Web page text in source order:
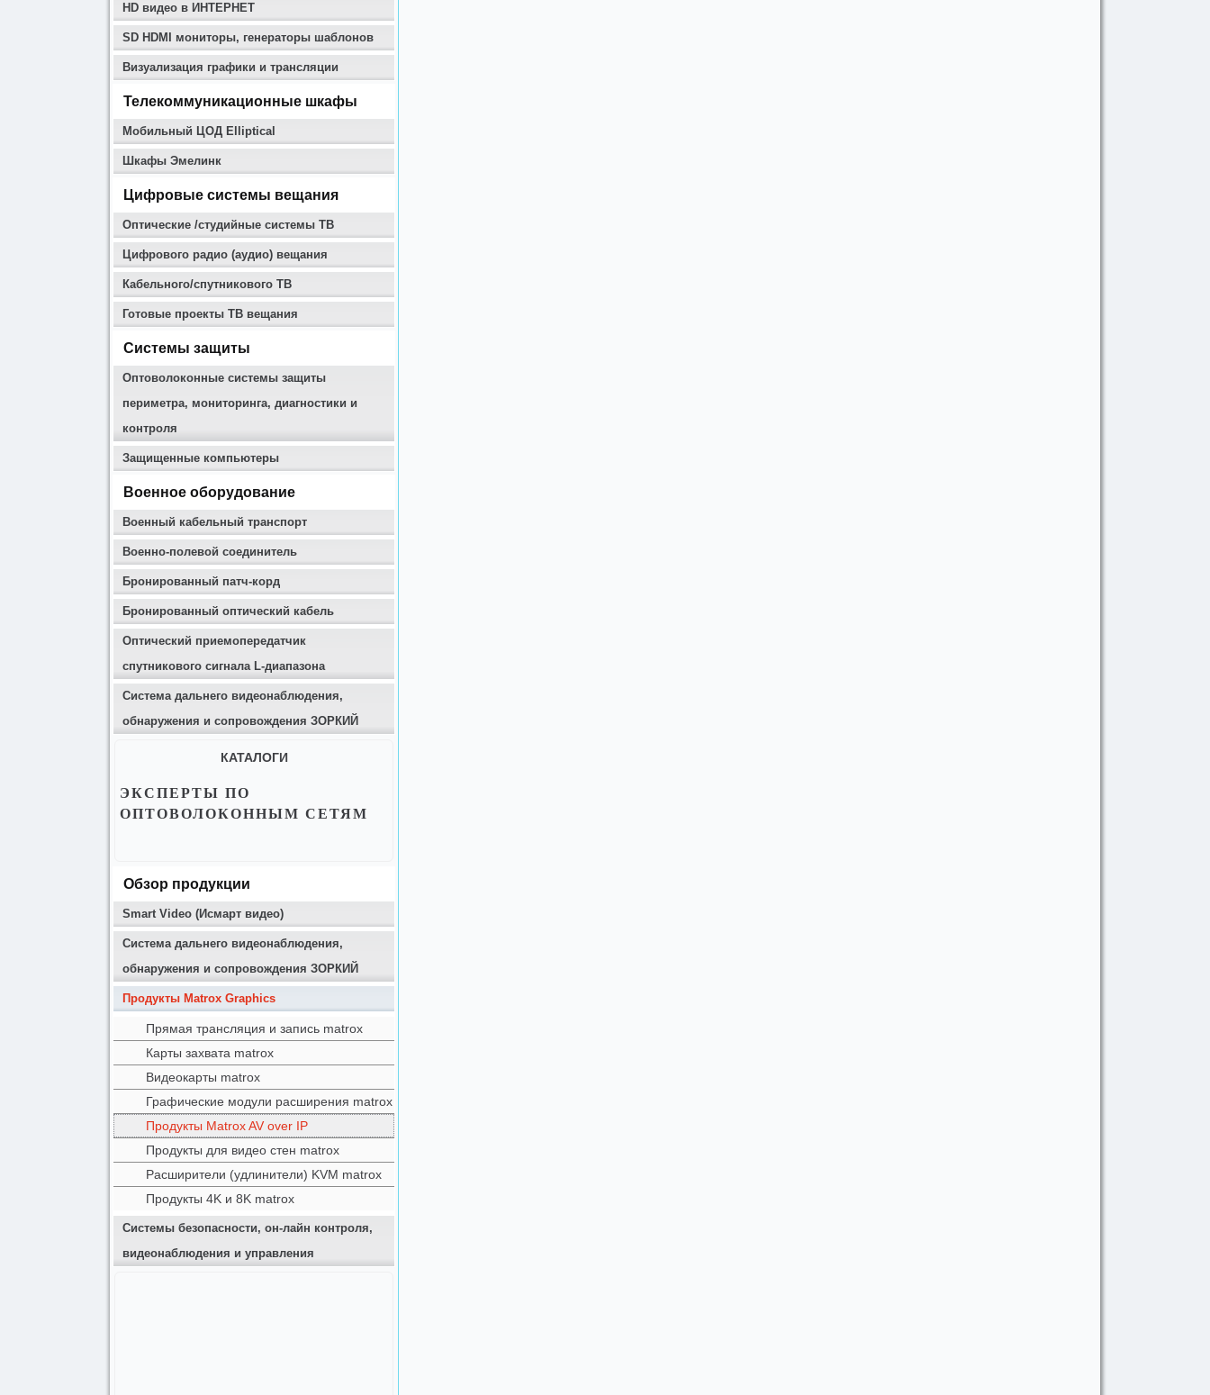
HD видео в ИНТЕРНЕТ
SD HDMI мониторы, генераторы шаблонов
Визуализация графики и трансляции
Телекоммуникационные шкафы
Мобильный ЦОД Elliptical
Шкафы Эмелинк
Цифровые системы вещания
Оптические /студийные системы ТВ
Цифрового радио (аудио) вещания
Кабельного/спутникового ТВ
Готовые проекты ТВ вещания
Системы защиты
Оптоволоконные системы защиты
периметра, мониторинга, диагностики и
контроля
Защищенные компьютеры
Военное оборудование
Военный кабельный транспорт
Военно-полевой соединитель
Бронированный патч-корд
Бронированный оптический кабель
Оптический приемопередатчик
спутникового сигнала L-диапазона
Система дальнего видеонаблюдения,
обнаружения и сопровождения ЗОРКИЙ
КАТАЛОГИ
ЭКСПЕРТЫ ПО
ОПТОВОЛОКОННЫМ СЕТЯМ
Обзор продукции
Smart Video (Исмарт видео)
Система дальнего видеонаблюдения,
обнаружения и сопровождения ЗОРКИЙ
Продукты Matrox Graphics
Прямая трансляция и запись matrox
Карты захвата matrox
Видеокарты matrox
Графические модули расширения matrox
Продукты Matrox AV over IP
Продукты для видео стен matrox
Расширители (удлинители) KVM matrox
Продукты 4K и 8K matrox
Системы безопасности, он-лайн контроля,
видеонаблюдения и управления